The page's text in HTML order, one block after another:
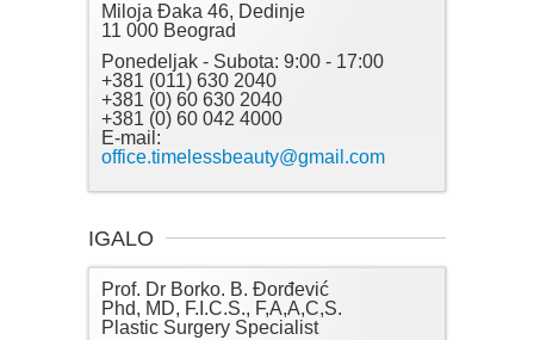
Miloja Đaka 46, Dedinje
11 000 Beograd
Ponedeljak - Subota: 9:00 - 17:00
+381 (011) 630 2040
+381 (0) 60 630 2040
+381 (0) 60 042 4000
E-mail:
office.timelessbeauty@gmail.com
IGALO
Prof. Dr Borko. B. Đorđević
Phd, MD, F.I.C.S., F,A,A,C,S.
Plastic Surgery Specialist